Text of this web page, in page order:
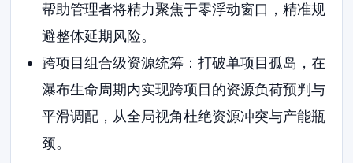
帮助管理者将精力聚焦于零浮动窗口，精准规
避整体延期风险。
跨项目组合级资源统筹：打破单项目孤岛，在
瀑布生命周期内实现跨项目的资源负荷预判与
平滑调配，从全局视角杜绝资源冲突与产能瓶
颈。